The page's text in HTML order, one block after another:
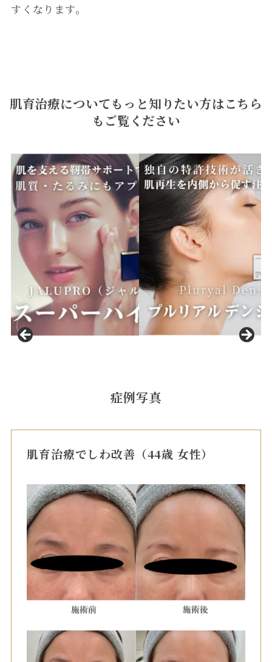
すくなります。
肌育治療についてもっと知りたい方はこちら
もご覧ください
症例写真
肌育治療でしわ改善（44歳 女性）